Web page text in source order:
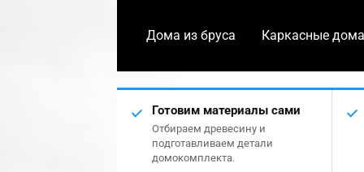
Дома из бруса Каркасные дома
Готовим материалы сами
Отбираем древесину и
подготавливаем детали
домокомплекта.